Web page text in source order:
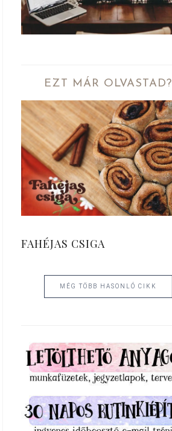
EZT MÁR OLVASTAD?
FAHÉJAS CSIGA
MÉG TÖBB HASONLÓ CIKK